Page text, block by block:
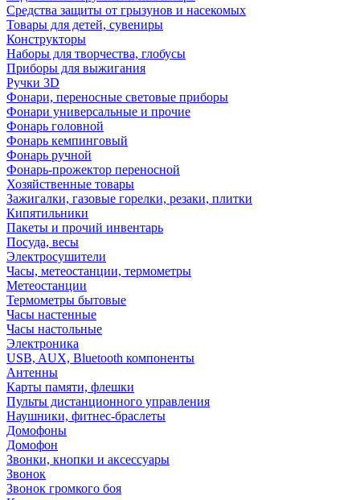
Средства защиты от грызунов и насекомых
Товары для детей, сувениры
Конструкторы
Наборы для творчества, глобусы
Приборы для выжигания
Ручки 3D
Фонари, переносные световые приборы
Фонари универсальные и прочие
Фонарь головной
Фонарь кемпинговый
Фонарь ручной
Фонарь-прожектор переносной
Хозяйственные товары
Зажигалки, газовые горелки, резаки, плитки
Кипятильники
Пакеты и прочий инвентарь
Посуда, весы
Электросушители
Часы, метеостанции, термометры
Метеостанции
Термометры бытовые
Часы настенные
Часы настольные
Электроника
USB, AUX, Bluetooth компоненты
Антенны
Карты памяти, флешки
Пульты дистанционного управления
Наушники, фитнес-браслеты
Домофоны
Домофон
Звонки, кнопки и аксессуары
Звонок
Звонок громкого боя